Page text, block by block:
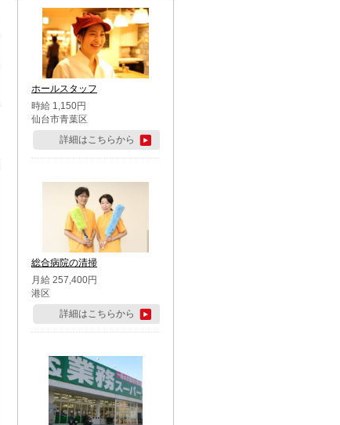
ホールスタッフ
時給 1,150円
仙台市青葉区
詳細はこちらから
総合病院の清掃
月給 257,400円
港区
詳細はこちらから